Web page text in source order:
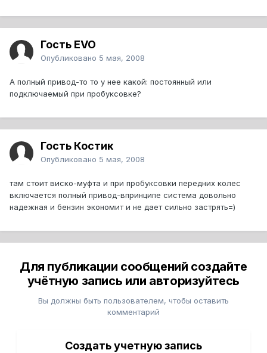
Гость EVO
Опубликовано 5 мая, 2008
А полный привод-то то у нее какой: постоянный или
подключаемый при пробуксовке?
Гость Костик
Опубликовано 5 мая, 2008
там стоит виско-муфта и при пробуксовки передних колес
включается полный привод-впринципе система довольно
надежная и бензин экономит и не дает сильно застрять=)
Для публикации сообщений создайте
учётную запись или авторизуйтесь
Вы должны быть пользователем, чтобы оставить
комментарий
Создать учетную запись